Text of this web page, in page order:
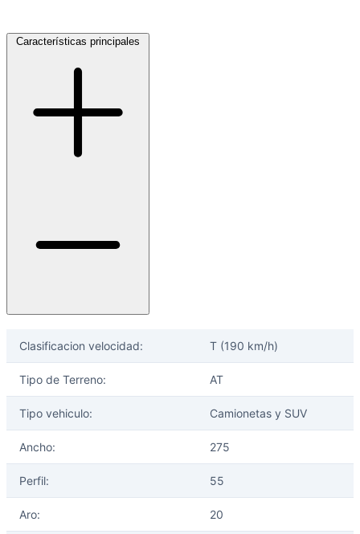
selladores
Características principales
Clasificacion velocidad: T (190 km/h)
Tipo de Terreno: AT
Tipo vehiculo: Camionetas y SUV
Ancho: 275
Perfil: 55
Aro: 20